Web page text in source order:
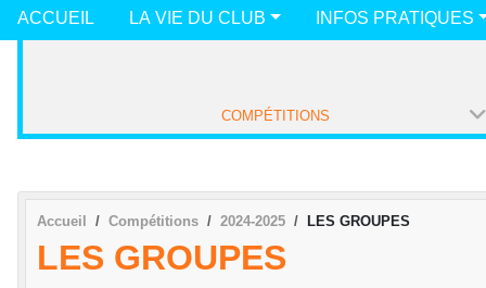
ACCUEIL LA VIE DU CLUB INFOS PRATIQUES
COMPÉTITIONS
Accueil Compétitions 2024-2025 LES GROUPES
LES GROUPES